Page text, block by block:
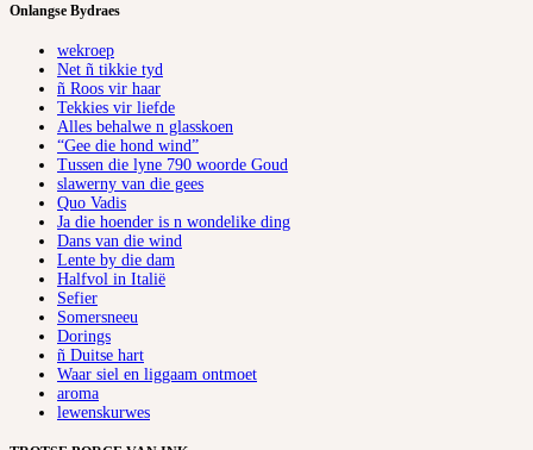
Onlangse Bydraes
wekroep
Net ñ tikkie tyd
ñ Roos vir haar
Tekkies vir liefde
Alles behalwe n glasskoen
“Gee die hond wind”
Tussen die lyne 790 woorde Goud
slawerny van die gees
Quo Vadis
Ja die hoender is n wondelike ding
Dans van die wind
Lente by die dam
Halfvol in Italië
Sefier
Somersneeu
Dorings
ñ Duitse hart
Waar siel en liggaam ontmoet
aroma
lewenskurwes